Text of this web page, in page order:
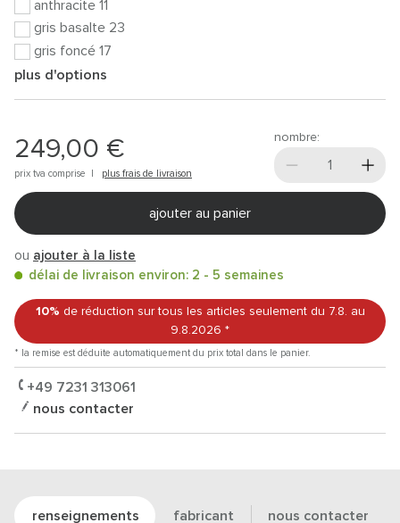
anthracite 11
gris basalte 23
gris foncé 17
plus d'options
249,00 €
prix tva comprise | plus frais de livraison
nombre:
ajouter au panier
ou ajouter à la liste
délai de livraison environ: 2 - 5 semaines
10% de réduction sur tous les articles seulement du 7.8. au
9.8.2026 *
* la remise est déduite automatiquement du prix total dans le panier.
+49 7231 313061
nous contacter
renseignements fabricant nous contacter